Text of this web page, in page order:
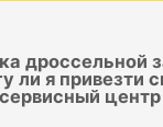
дроссельной
ли я привезти
центр